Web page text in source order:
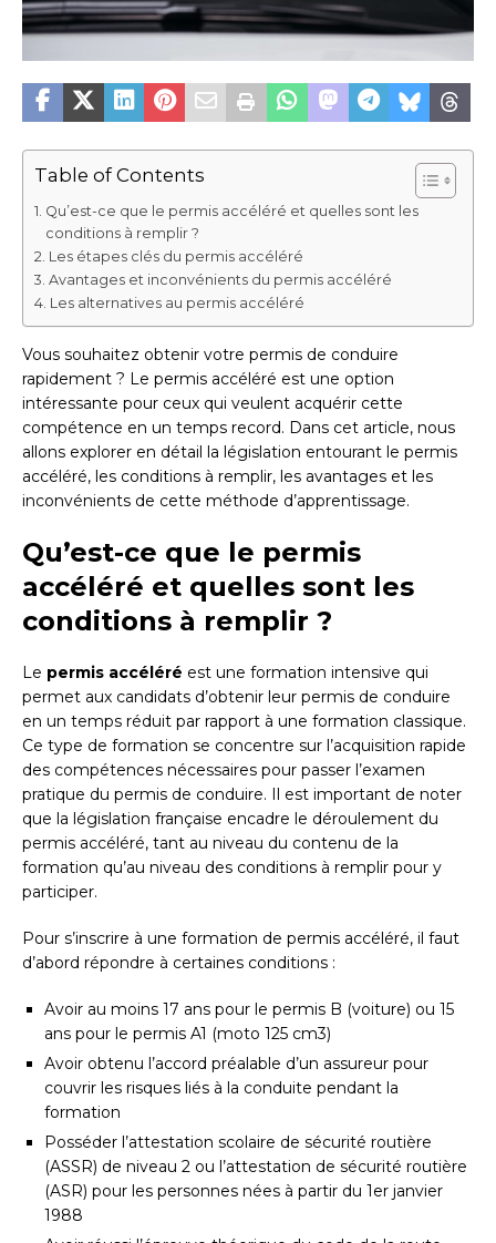
Table of Contents
Qu’est-ce que le permis accéléré et quelles sont les
conditions à remplir ?
Les étapes clés du permis accéléré
Avantages et inconvénients du permis accéléré
Les alternatives au permis accéléré
Vous souhaitez obtenir votre permis de conduire
rapidement ? Le permis accéléré est une option
intéressante pour ceux qui veulent acquérir cette
compétence en un temps record. Dans cet article, nous
allons explorer en détail la législation entourant le permis
accéléré, les conditions à remplir, les avantages et les
inconvénients de cette méthode d’apprentissage.
Qu’est-ce que le permis
accéléré et quelles sont les
conditions à remplir ?
Le permis accéléré est une formation intensive qui
permet aux candidats d’obtenir leur permis de conduire
en un temps réduit par rapport à une formation classique.
Ce type de formation se concentre sur l’acquisition rapide
des compétences nécessaires pour passer l’examen
pratique du permis de conduire. Il est important de noter
que la législation française encadre le déroulement du
permis accéléré, tant au niveau du contenu de la
formation qu’au niveau des conditions à remplir pour y
participer.
Pour s’inscrire à une formation de permis accéléré, il faut
d’abord répondre à certaines conditions :
Avoir au moins 17 ans pour le permis B (voiture) ou 15
ans pour le permis A1 (moto 125 cm3)
Avoir obtenu l’accord préalable d’un assureur pour
couvrir les risques liés à la conduite pendant la
formation
Posséder l’attestation scolaire de sécurité routière
(ASSR) de niveau 2 ou l’attestation de sécurité routière
(ASR) pour les personnes nées à partir du 1er janvier
1988